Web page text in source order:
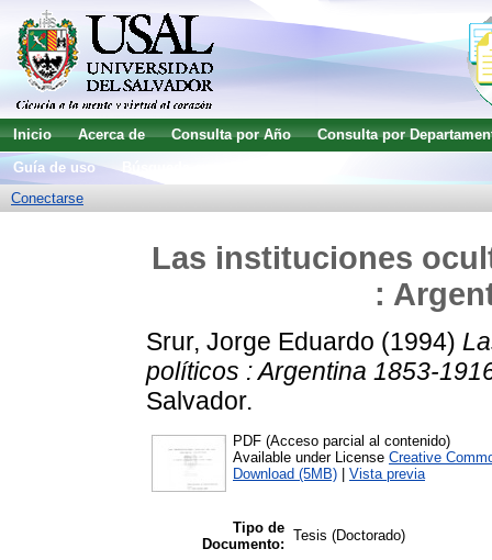
Inicio Acerca de Consulta por Año
Consulta por
Guía de uso
Conectarse
Las instituciones
:
Srur, Jorge Eduardo (1994)
políticos : Argentina 1853-
Salvador.
PDF (Acceso parcial al contenido)
Available under License Creative
Download (5MB)
Vista previa
Tipo de
Documento:
Tesis (Doctorado)